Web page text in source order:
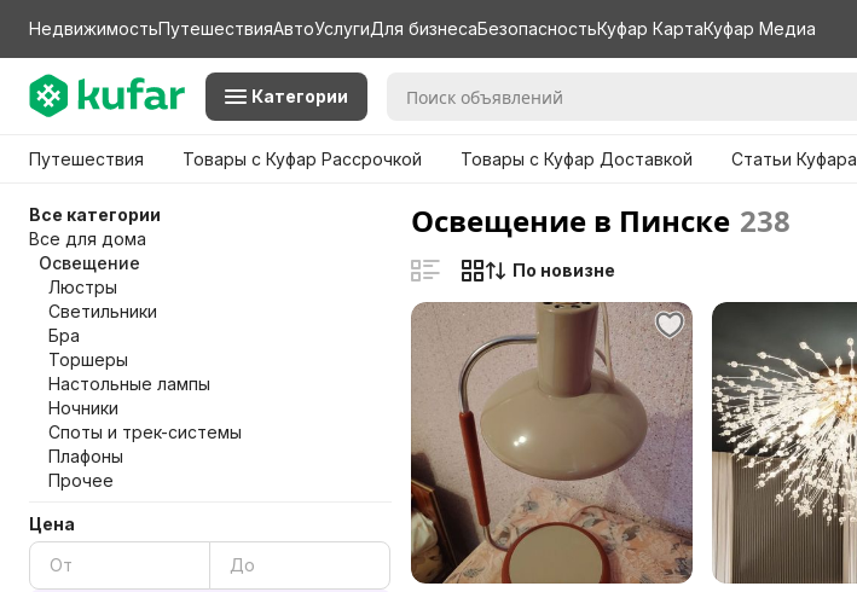
НедвижимостьПутешествияАвтоУслугиДля бизнесаБезопасностьКуфар КартаКуфар Медиа
Категории
Путешествия Товары с Куфар Рассрочкой Товары с Куфар Доставкой Статьи Куфара
Все категории
Все для дома
Освещение
Люстры
Светильники
Бра
Торшеры
Настольные лампы
Ночники
Споты и трек-системы
Плафоны
Прочее
Цена
Освещение в Пинске 238
По новизне